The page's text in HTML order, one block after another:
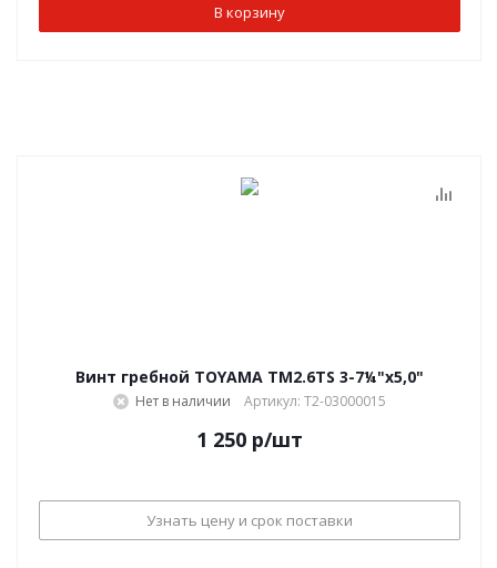
В корзину
Винт гребной TOYAMA TM2.6TS 3-7¼"х5,0"
Нет в наличии Артикул: T2-03000015
1 250 р/шт
Узнать цену и срок поставки